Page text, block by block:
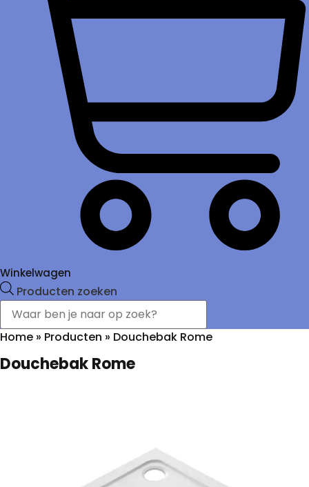
Winkelwagen
Producten zoeken
Home » Producten » Douchebak Rome
Douchebak Rome